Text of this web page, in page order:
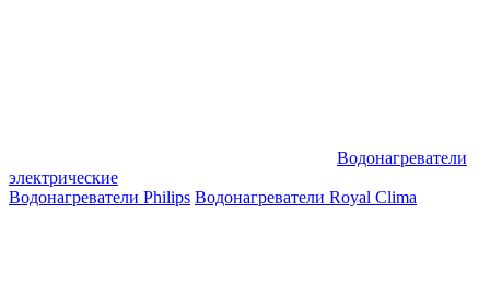
Водонагреватели
электрические
Водонагреватели Philips Водонагреватели Royal Clima